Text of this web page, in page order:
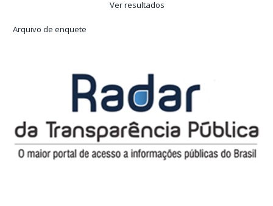
Ver resultados
Arquivo de enquete